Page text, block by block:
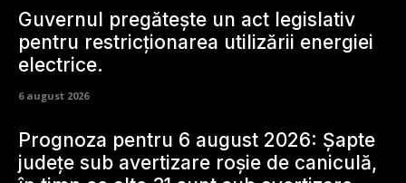
Guvernul pregătește un act legislativ
pentru restricționarea utilizării energiei
electrice.
6 august 2026
Prognoza pentru 6 august 2026: Șapte
județe sub avertizare roșie de caniculă,